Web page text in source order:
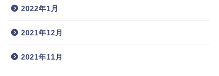
2022年1月
2021年12月
2021年11月